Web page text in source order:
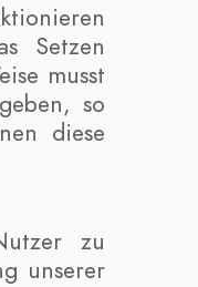
Setzen
musst
so
diese
zu
unserer